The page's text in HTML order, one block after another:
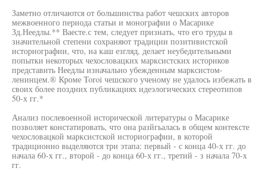
Заметно отличаются от большинства работ чешских авторов
межвоенного периода статьи и монографии о Масарике
Зд.Неедлы.** Ваесте.с тем, следует признать, что его труды в
значительной степени сохраняют традиции позитивистской
историографии, что, на каш езгляд, делает неубедительными
попытки некоторых чехословацких марксистских историков
представить Неедлы изначально убежденным марксистом-
ленинцем.® Кроме Toroi чешского ученому не удалось избежать в
своих более поздних публикациях идеэлогических стереотипов
50-х гг.*
Анализ послевоенной исторической литературы о Масарике
позволяет констатировать, что она разйгьалась в общем контексте
чехословацкой марксистской историографии, в которой
традиционно выделяются три этапа: первый - с конца 40-х гг. до
начала 60-х гг., второй - до конца 60-х гг., третий - з начала 70-х
гг.